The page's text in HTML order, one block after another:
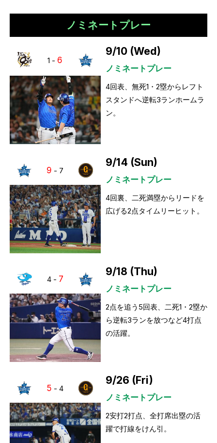
ノミネートプレー
1 - 6
9/10 (Wed)
ノミネートプレー
4回表、無死1・2塁からレフト
スタンドへ逆転3ランホームラ
ン。
9 - 7
9/14 (Sun)
ノミネートプレー
4回裏、二死満塁からリードを
広げる2点タイムリーヒット。
4 - 7
9/18 (Thu)
ノミネートプレー
2点を追う5回表、二死1・2塁か
ら逆転3ランを放つなど4打点
の活躍。
5 - 4
9/26 (Fri)
ノミネートプレー
2安打2打点、全打席出塁の活
躍で打線をけん引。